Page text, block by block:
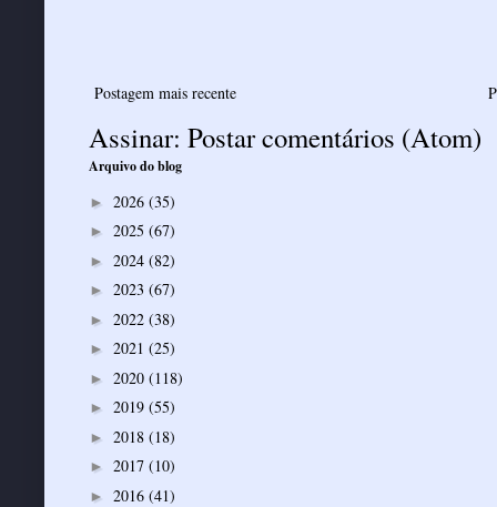
Postagem mais recente
Assinar: Postar comentários (Atom)
Arquivo do blog
► 2026 (35)
► 2025 (67)
► 2024 (82)
► 2023 (67)
► 2022 (38)
► 2021 (25)
► 2020 (118)
► 2019 (55)
► 2018 (18)
► 2017 (10)
► 2016 (41)